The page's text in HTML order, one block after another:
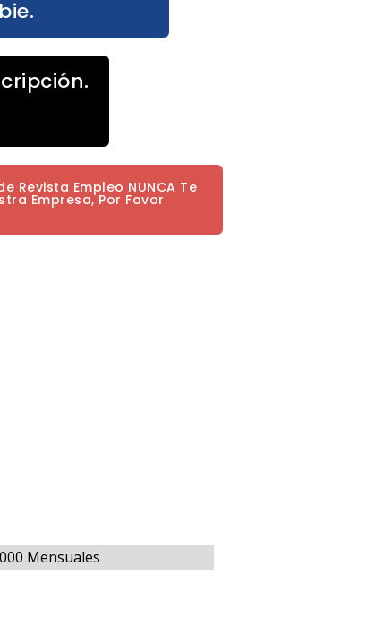
Revista Empleo NUNCA Te
Empresa, Por Favor
Mensuales